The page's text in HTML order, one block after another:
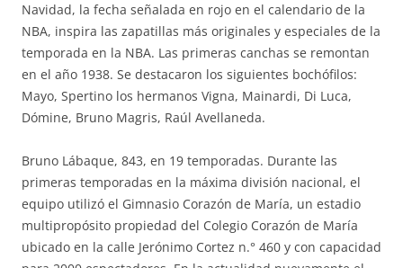
Navidad, la fecha señalada en rojo en el calendario de la
NBA, inspira las zapatillas más originales y especiales de la
temporada en la NBA. Las primeras canchas se remontan
en el año 1938. Se destacaron los siguientes bochófilos:
Mayo, Spertino los hermanos Vigna, Mainardi, Di Luca,
Dómine, Bruno Magris, Raúl Avellaneda.
Bruno Lábaque, 843, en 19 temporadas. Durante las
primeras temporadas en la máxima división nacional, el
equipo utilizó el Gimnasio Corazón de María, un estadio
multipropósito propiedad del Colegio Corazón de María
ubicado en la calle Jerónimo Cortez n.° 460 y con capacidad